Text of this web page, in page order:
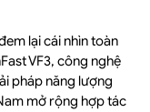
lại cái nhìn toàn
VF3, công nghệ
pháp năng lượng
mở rộng hợp tác